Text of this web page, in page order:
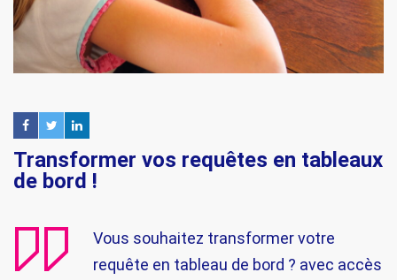
Transformer vos requêtes en tableaux
de bord !
Vous souhaitez transformer votre
requête en tableau de bord ? avec accès